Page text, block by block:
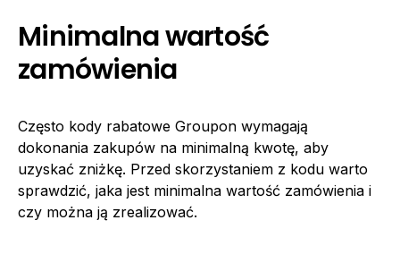
Minimalna wartość
zamówienia
Często kody rabatowe Groupon wymagają
dokonania zakupów na minimalną kwotę, aby
uzyskać zniżkę. Przed skorzystaniem z kodu warto
sprawdzić, jaka jest minimalna wartość zamówienia i
czy można ją zrealizować.